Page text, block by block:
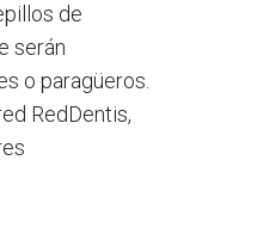
de
serán
o paragüeros.
RedDentis,